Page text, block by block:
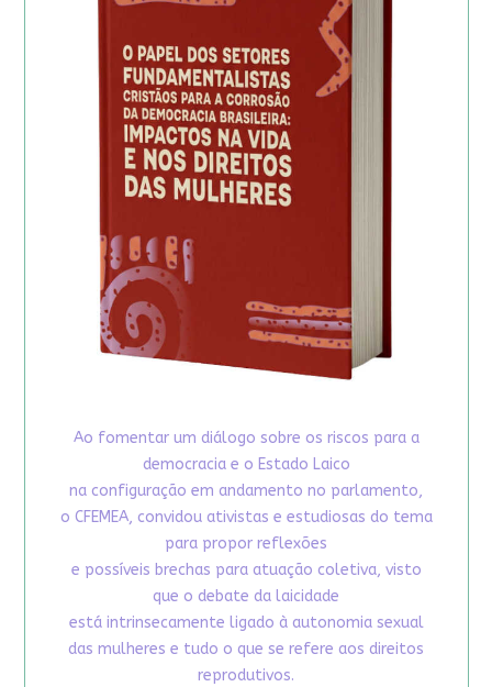
Ao fomentar um diálogo sobre os riscos para a
democracia e o Estado Laico
na configuração em andamento no parlamento,
o CFEMEA, convidou ativistas e estudiosas do tema
para propor reflexões
e possíveis brechas para atuação coletiva, visto
que o debate da laicidade
está intrinsecamente ligado à autonomia sexual
das mulheres e tudo o que se refere aos direitos
reprodutivos.